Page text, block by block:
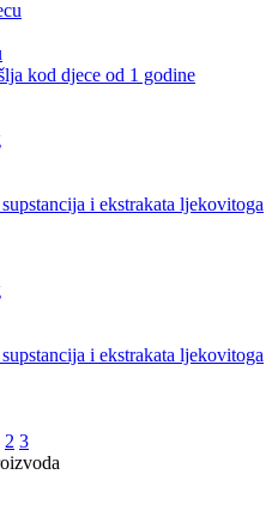
kod djece od 1 godine
i ekstrakata ljekovitoga
i ekstrakata ljekovitoga
2 3